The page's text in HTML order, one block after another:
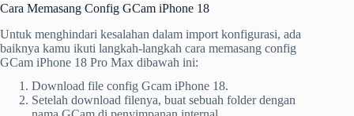
Cara Memasang Config GCam iPhone 18
Untuk menghindari kesalahan dalam import konfigurasi, ada
baiknya kamu ikuti langkah-langkah cara memasang config
GCam iPhone 18 Pro Max dibawah ini:
Download file config Gcam iPhone 18.
Setelah download filenya, buat sebuah folder dengan